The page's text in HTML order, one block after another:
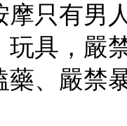
摩只有男
玩具，嚴
藥、嚴禁